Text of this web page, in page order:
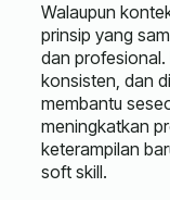
Walaupun
prinsip yang
dan profesional.
konsisten, dan
membantu
meningkatkan
keterampilan
soft skill.